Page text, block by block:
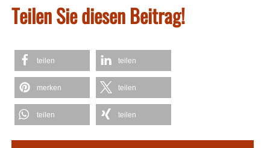
Teilen Sie diesen Beitrag!
teilen teilen
merken teilen
teilen teilen